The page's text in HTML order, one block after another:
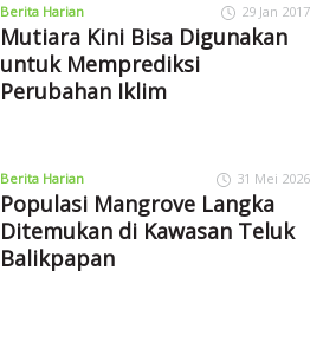
Berita Harian 29 Jan 2017
Mutiara Kini Bisa Digunakan
untuk Memprediksi
Perubahan Iklim
Berita Harian 31 Mei 2026
Populasi Mangrove Langka
Ditemukan di Kawasan Teluk
Balikpapan